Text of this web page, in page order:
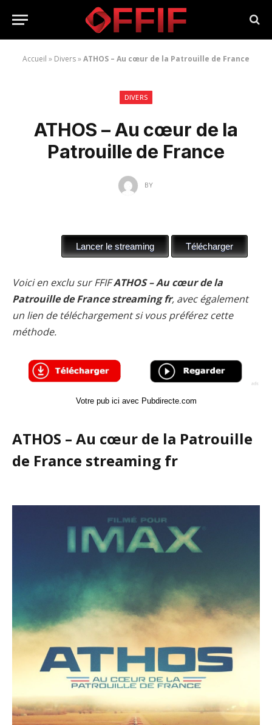
Accueil » Divers»ATHOS – Au cœur de la Patrouille de France
DIVERS
ATHOS – Au cœur de la
Patrouille de France
BY
Voici en exclu sur FFIFATHOS – Au cœur de la
Patrouille de France streaming fr, avec également
un lien de téléchargement si vous préférez cette
méthode.
Votre pub ici avec Pubdirecte.com
ATHOS – Au cœur de la Patrouille
de France streaming fr